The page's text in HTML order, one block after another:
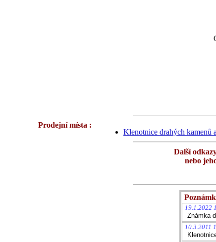
Prodejní místa :
Klenotnice drahých kamenů
Další
nebo
19.1.2022
Známka
10.3.2011